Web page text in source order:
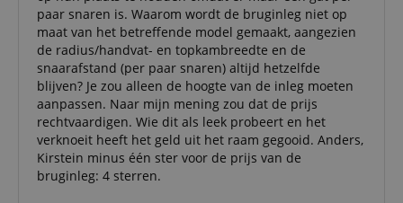
paar snaren is. Waarom wordt de bruginleg niet op
maat van het betreffende model gemaakt, aangezien
de radius/handvat- en topkambreedte en de
snaarafstand (per paar snaren) altijd hetzelfde
blijven? Je zou alleen de hoogte van de inleg moeten
aanpassen. Naar mijn mening zou dat de prijs
rechtvaardigen. Wie dit als leek probeert en het
verknoeit heeft het geld uit het raam gegooid. Anders,
Kirstein minus één ster voor de prijs van de
bruginleg: 4 sterren.